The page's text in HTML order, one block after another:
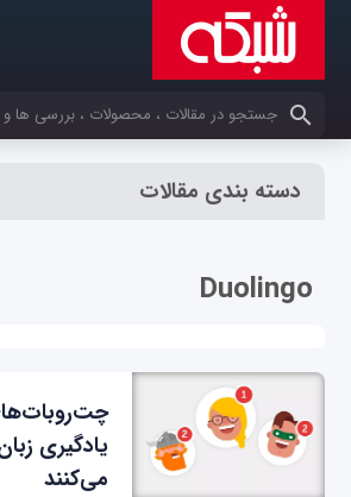
کلمات کلیدی خود را وارد کنید
دسته بندی مقالات
Duolingo
یادگیری
می‌کنند